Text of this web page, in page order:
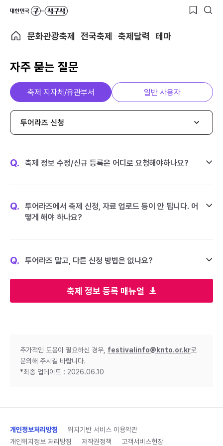
문화관광축제 전국축제 축제달력 테마
자주 묻는 질문
축제 정보 등록 매뉴얼
축제 지자체/유관부서 일반 사용자
투어라즈 신청
Q. 축제 정보 수정/신규 등록은 어디로 요청해야하나요?
Q.
투어라즈에서 축제 신청, 자료 업로드 등이 안 됩니다. 어
떻게 해야 하나요?
Q. 투어라즈 말고, 다른 신청 방법은 없나요?
추가적인 도움이 필요하신 경우, festivalinfo@knto.or.kr로
문의해 주시길 바랍니다.
*최종 업데이트 : 2026.06.10
개인정보처리방침
위치기반 서비스 이용약관
개인위치정보 처리방침
저작권정책 고객서비스헌장